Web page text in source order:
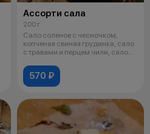
Ассорти сала
200 г
Сало соленое с чесночком,
копченая свиная грудинка, сало
с травами и перцем чили, сало
570 ₽